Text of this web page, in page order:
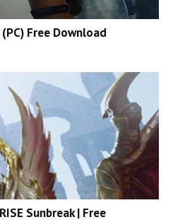
Free Download
Sunbreak | Free